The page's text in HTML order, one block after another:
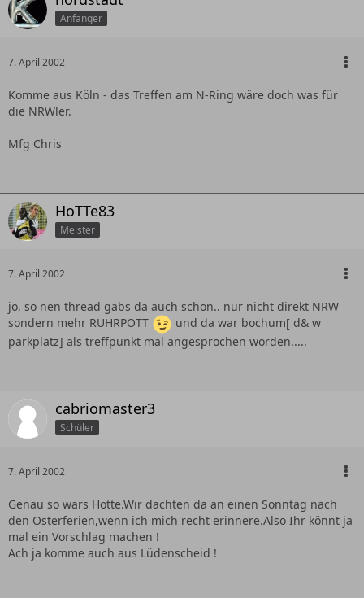
Anfänger
7. April 2002
Komme aus Köln - das Treffen am N-Ring wäre doch was für
die NRWler.
Mfg Chris
HoTTe83
Meister
7. April 2002
jo, so nen thread gabs da auch schon.. nur nicht direkt NRW
sondern mehr RUHRPOTT
und da war bochum[ d& w
parkplatz] als treffpunkt mal angesprochen worden.....
cabriomaster3
Schüler
7. April 2002
Genau so wars Hotte.Wir dachten da an einen Sonntag nach
den Osterferien,wenn ich mich recht erinnere.Also Ihr könnt ja
mal ein Vorschlag machen !
Ach ja komme auch aus Lüdenscheid !